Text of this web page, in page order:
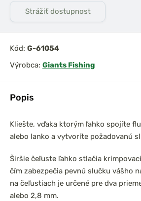
Popis
Kliešte, vďaka ktorým ľahko spojíte
alebo lanko a vytvoríte požadovanú
Širšie čeľuste ľahko stlačia
čím zabezpečia pevnú slučku vášho
na čeľustiach je určené pre dva
alebo 2,8 mm.
Strážiť dostupnost
Kód: G-61054
Výrobca: Giants Fishing